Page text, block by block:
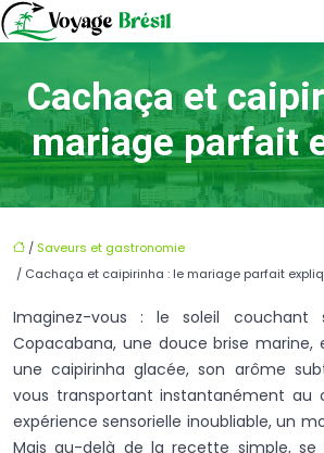
Cachaça et
mariage parfait
/ Saveurs et gastronomie
/ Cachaça et caipirinha : le mariage parfait
Imaginez-vous : le soleil couchant
Copacabana, une douce brise marine,
une caipirinha glacée, son arôme
vous transportant instantanément au
expérience sensorielle inoubliable, un
Mais au-delà de la recette simple, se